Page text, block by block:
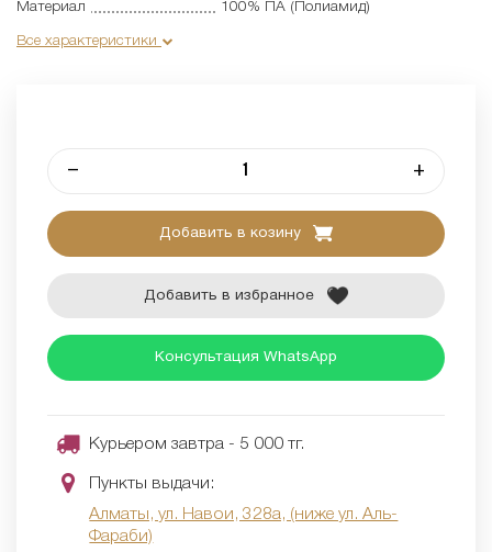
Материал
100% ПА (Полиамид)
Все характеристики
– +
Добавить в козину
Добавить в избранное
Консультация WhatsApp
Курьером завтра - 5 000 тг.
Пункты выдачи:
Алматы, ул. Навои, 328а, (ниже ул. Аль-
Фараби)